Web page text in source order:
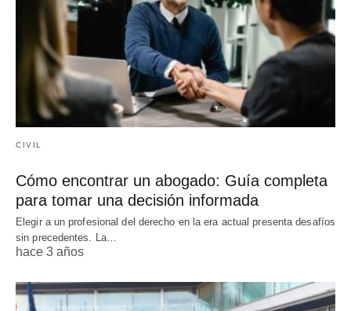
CIVIL
Cómo encontrar un abogado: Guía completa
para tomar una decisión informada
Elegir a un profesional del derecho en la era actual presenta desafíos
sin precedentes. La…
hace 3 años